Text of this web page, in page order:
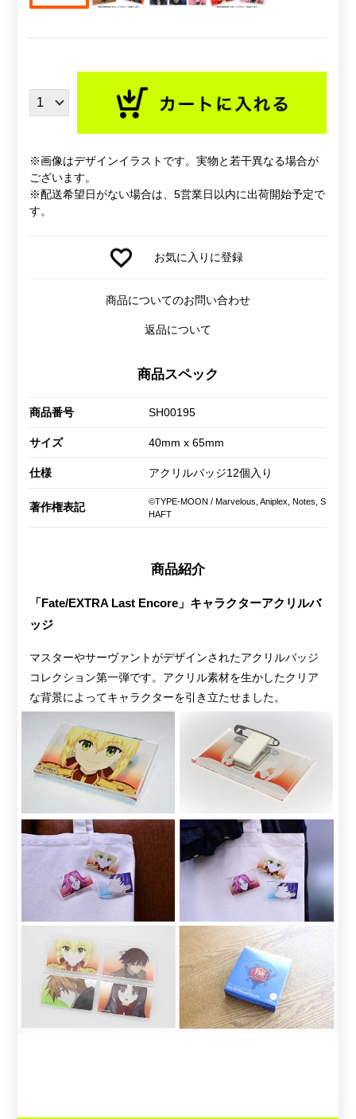
※画像はデザインイラストです。実物と若干異なる場合が
ございます。
※配送希望日がない場合は、5営業日以内に出荷開始予定で
す。
お気に入りに登録
商品についてのお問い合わせ
返品について
商品スペック
商品番号 SH00195
サイズ 40mm x 65mm
仕様 アクリルバッジ12個入り
著作権表記
©TYPE-MOON / Marvelous, Aniplex, Notes, S
HAFT
商品紹介
「Fate/EXTRA Last Encore」キャラクターアクリルバ
ッジ
マスターやサーヴァントがデザインされたアクリルバッジ
コレクション第一弾です。アクリル素材を生かしたクリア
な背景によってキャラクターを引き立たせました。